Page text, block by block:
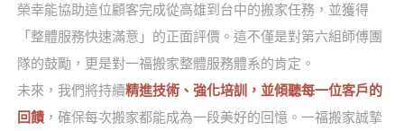
榮幸能協助這位顧客完成從高雄到台中的搬家任務，並獲得
「整體服務快速滿意」的正面評價。這不僅是對第六組師傅團
隊的鼓勵，更是對一福搬家整體服務體系的肯定。
未來，我們將持續精進技術、強化培訓，並傾聽每一位客戶的
回饋，確保每次搬家都能成為一段美好的回憶。一福搬家誠摯